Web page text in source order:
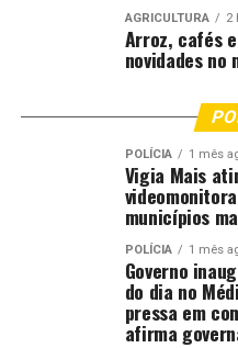
AGRICULTURA 2
Arroz, cafés
novidades no
POLÍCIA 1 mês
Vigia Mais
municípios
POLÍCIA 1 mês
Governo
do dia no
pressa em
afirma